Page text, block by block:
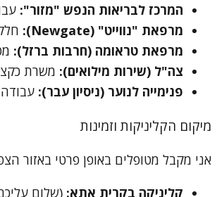
המרכז לבריאות הנפש "מזור":
מרפאת "נווייט" (Newgate):
מרפאת טראומה (חרבות ברזל):
צה"ל (שירות מילואים): משרת
פנימייה לנוער (ניסיון עבר):
מיקום הקליניקות וזמינות
אני מקבל מטופלים באופן פרטי באזור
קליניקה בקרית אתא: (שלום עליכם 5, קרית